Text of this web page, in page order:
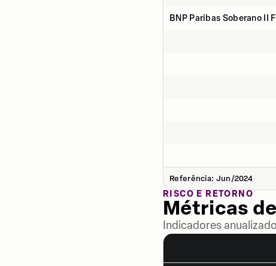
BNP Paribas Soberano II
Referência: Jun/2024
RISCO E RETORNO
Métricas
Indicadores